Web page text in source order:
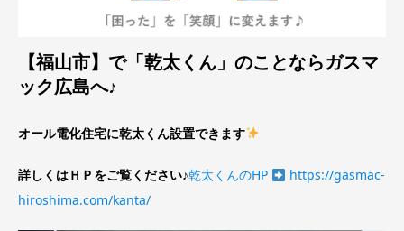
【福山市】で「乾太くん」のことならガスマ
ック広島へ♪
オール電化住宅に乾太くん設置できます
詳しくはＨＰをご覧ください♪乾太くんのHP
https://gasmac-
hiroshima.com/kanta/